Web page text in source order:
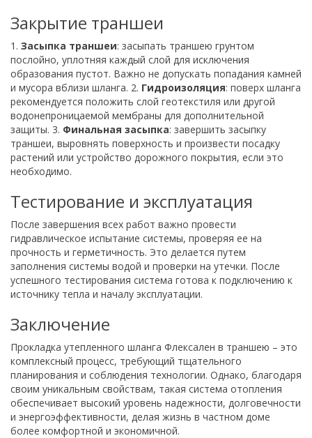
Закрытие траншеи
1. Засыпка траншеи: засыпать траншею грунтом
послойно, уплотняя каждый слой для исключения
образования пустот. Важно не допускать попадания камней
и мусора вблизи шланга. 2. Гидроизоляция: поверх шланга
рекомендуется положить слой геотекстиля или другой
водонепроницаемой мембраны для дополнительной
защиты. 3. Финальная засыпка: завершить засыпку
траншеи, выровнять поверхность и произвести посадку
растений или устройство дорожного покрытия, если это
необходимо.
Тестирование и эксплуатация
После завершения всех работ важно провести
гидравлическое испытание системы, проверяя ее на
прочность и герметичность. Это делается путем
заполнения системы водой и проверки на утечки. После
успешного тестирования система готова к подключению к
источнику тепла и началу эксплуатации.
Заключение
Прокладка утепленного шланга Флексален в траншею – это
комплексный процесс, требующий тщательного
планирования и соблюдения технологии. Однако, благодаря
своим уникальным свойствам, такая система отопления
обеспечивает высокий уровень надежности, долговечности
и энергоэффективности, делая жизнь в частном доме
более комфортной и экономичной.